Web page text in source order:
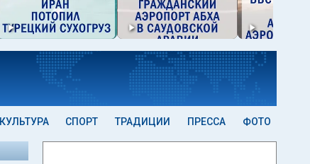
КУЛЬТУРА СПОРТ ТРАДИЦИИ ПРЕССА ФОТО